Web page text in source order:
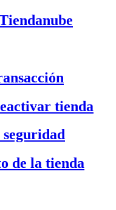
tienda
de la tienda